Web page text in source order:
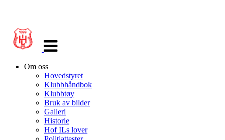
navigasjon
Om oss
Hovedstyret
Klubbhåndbok
Klubbtøy
Bruk av bilder
Galleri
Historie
Hof ILs lover